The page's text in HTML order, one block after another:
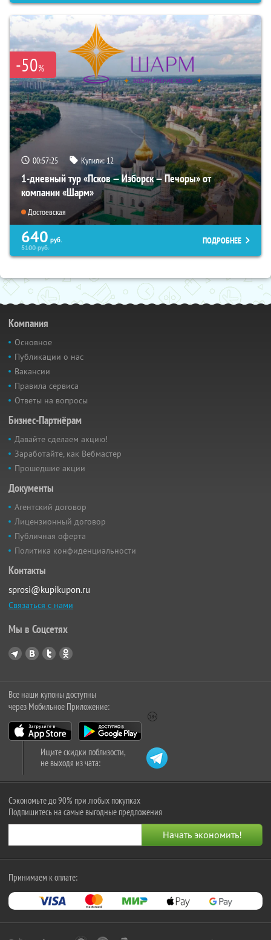
-50%
00:57:23 Купили:12
1-дневный тур «Псков — Изборск — Печоры» от
компании «Шарм»
Достоевская
640 руб.
5100руб.
ПОДРОБНЕЕ
Компания
Основное
Публикации о нас
Вакансии
Правила сервиса
Ответы на вопросы
Бизнес-Партнёрам
Давайте сделаем акцию!
Заработайте, как Вебмастер
Прошедшие акции
Документы
Агентский договор
Лицензионный договор
Публичная оферта
Политика конфиденциальности
Контакты
sprosi@kupikupon.ru
Связаться с нами
Мы в Соцсетях
Все наши купоны доступны
через Мобильное Приложение:
Ищите скидки поблизости,
не выходя из чата:
Сэкономьте до 90% при любых покупках
Подпишитесь на самые выгодные предложения
Принимаем к оплате: